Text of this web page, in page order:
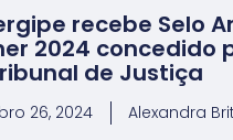
recebe Selo
2024 concedido
de Justiça
26, 2024 Alexandra